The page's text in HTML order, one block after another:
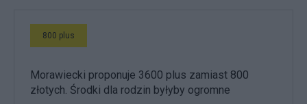
800 plus
Morawiecki proponuje 3600 plus zamiast 800
złotych. Środki dla rodzin byłyby ogromne